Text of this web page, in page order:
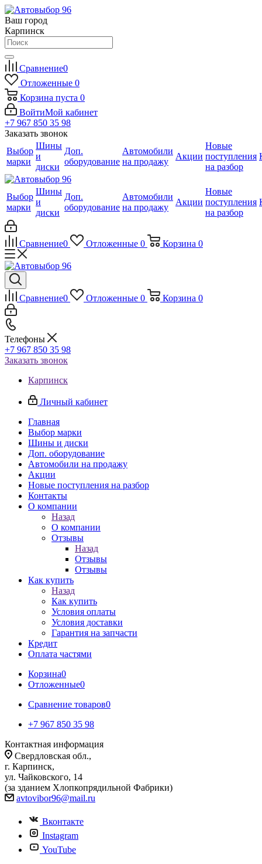
Ваш город
Карпинск
Сравнение0
Отложенные 0
Корзина пуста 0
ВойтиМой кабинет
+7 967 850 35 98
Заказать звонок
Выбор
марки
Шины
и
диски
Доп.
оборудование
Автомобили
на продажу
Акции
Новые
поступления
на разбор
Выбор
марки
Шины
и
диски
Доп.
оборудование
Автомобили
на продажу
Акции
Новые
поступления
на разбор
Сравнение0 Отложенные 0 Корзина 0
Сравнение0 Отложенные 0 Корзина 0
Телефоны
+7 967 850 35 98
Заказать звонок
Карпинск
Личный кабинет
Главная
Выбор марки
Шины и диски
Доп. оборудование
Автомобили на продажу
Акции
Новые поступления на разбор
Контакты
О компании
Назад
О компании
Отзывы
Назад
Отзывы
Отзывы
Как купить
Назад
Как купить
Условия оплаты
Условия доставки
Гарантия на запчасти
Кредит
Оплата частями
Корзина0
Отложенные0
Сравнение товаров0
+7 967 850 35 98
Контактная информация
Свердловская обл.,
г. Карпинск,
ул. Чайковского, 14
(за зданием Хлопкопрядильной Фабрики)
avtovibor96@mail.ru
Вконтакте
Instagram
YouTube